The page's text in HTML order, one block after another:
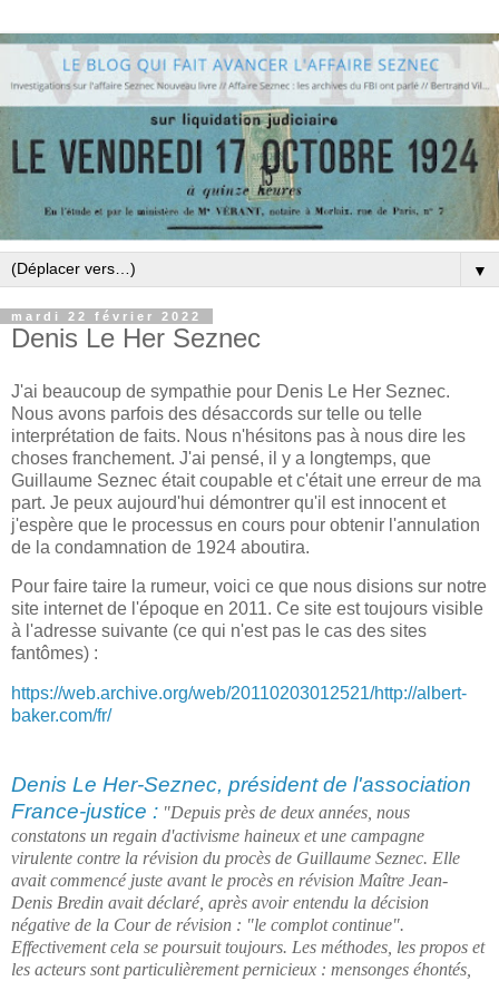
▼
mardi 22 février 2022
Denis Le Her Seznec
J'ai beaucoup de sympathie pour Denis Le Her Seznec.
Nous avons parfois des désaccords sur telle ou telle
interprétation de faits. Nous n'hésitons pas à nous dire les
choses franchement. J'ai pensé, il y a longtemps, que
Guillaume Seznec était coupable et c'était une erreur de ma
part. Je peux aujourd'hui démontrer qu'il est innocent et
j'espère que le processus en cours pour obtenir l'annulation
de la condamnation de 1924 aboutira.
Pour faire taire la rumeur, voici ce que nous disions sur notre
site internet de l'époque en 2011. Ce site est toujours visible
à l'adresse suivante (ce qui n'est pas le cas des sites
fantômes) :
https://web.archive.org/web/20110203012521/http://albert-
baker.com/fr/
Denis Le Her-Seznec, président de l'association
France-justice : "Depuis près de deux années, nous
constatons un regain d'activisme haineux et une campagne
virulente contre la révision du procès de Guillaume Seznec. Elle
avait commencé juste avant le procès en révision Maître Jean-
Denis Bredin avait déclaré, après avoir entendu la décision
négative de la Cour de révision : "le complot continue".
Effectivement cela se poursuit toujours. Les méthodes, les propos et
les acteurs sont particulièrement pernicieux : mensonges éhontés,